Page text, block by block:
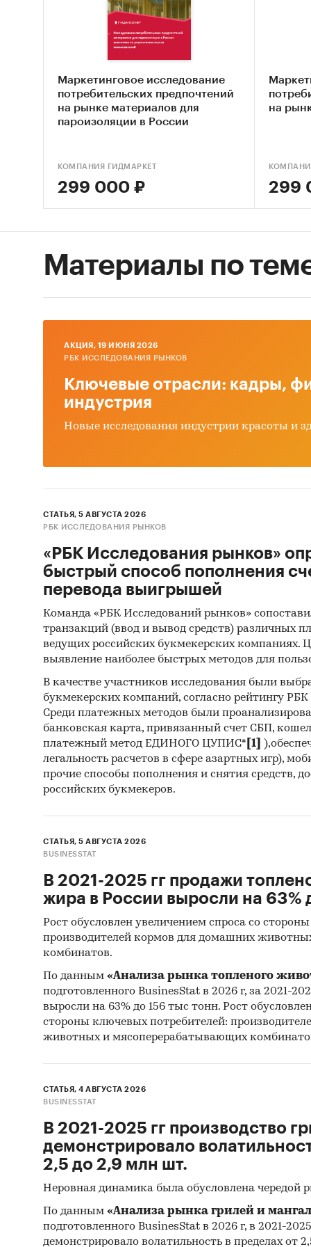
России:
Маркетинговое исследование
потребительских предпочтений
на рынке материалов для
пароизоляции в России
КОМПАНИЯ ГИДМАРКЕТ
299 000 ₽
на
299
Материалы по
AКЦИЯ, 19 ИЮНЯ 2026
РБК ИССЛЕДОВАНИЯ РЫНКОВ
Ключевые отрасли: кадры,
индустрия
Новые исследования индустрии красоты и
СТАТЬЯ, 5 АВГУСТА 2026
РБК ИССЛЕДОВАНИЯ РЫНКОВ
«РБК Исследования рынков»
быстрый способ пополнения
перевода выигрышей
Команда «РБК Исследований рынков»
транзакций (ввод и вывод средств) различных
ведущих российских букмекерских компаниях.
выявление наиболее быстрых методов для
В качестве участников исследования были
букмекерских компаний, согласно рейтингу
Среди платежных методов были
банковская карта, привязанный счет СБП,
платежный метод ЕДИНОГО ЦУПИС* [1]
легальность расчетов в сфере азартных игр),
прочие способы пополнения и снятия средств,
российских букмекеров.
СТАТЬЯ, 5 АВГУСТА 2026
BUSINESSTAT
В 2021-2025 гг продажи
жира в России выросли на 63%
Рост обусловлен увеличением спроса со
производителей кормов для домашних
комбинатов.
По данным «Анализа рынка топленого
подготовленного BusinesStat в 2026 г, за 2021-
выросли на 63% до 156 тыс тонн. Рост
стороны ключевых потребителей:
животных и мясоперерабатывающих
СТАТЬЯ, 4 АВГУСТА 2026
BUSINESSTAT
В 2021-2025 гг производство
демонстрировало
2,5 до 2,9 млн шт.
Неровная динамика была обусловлена чередой
По данным «Анализа рынка грилей и
подготовленного BusinesStat в 2026 г, в 2021-
демонстрировало волатильность в пределах от